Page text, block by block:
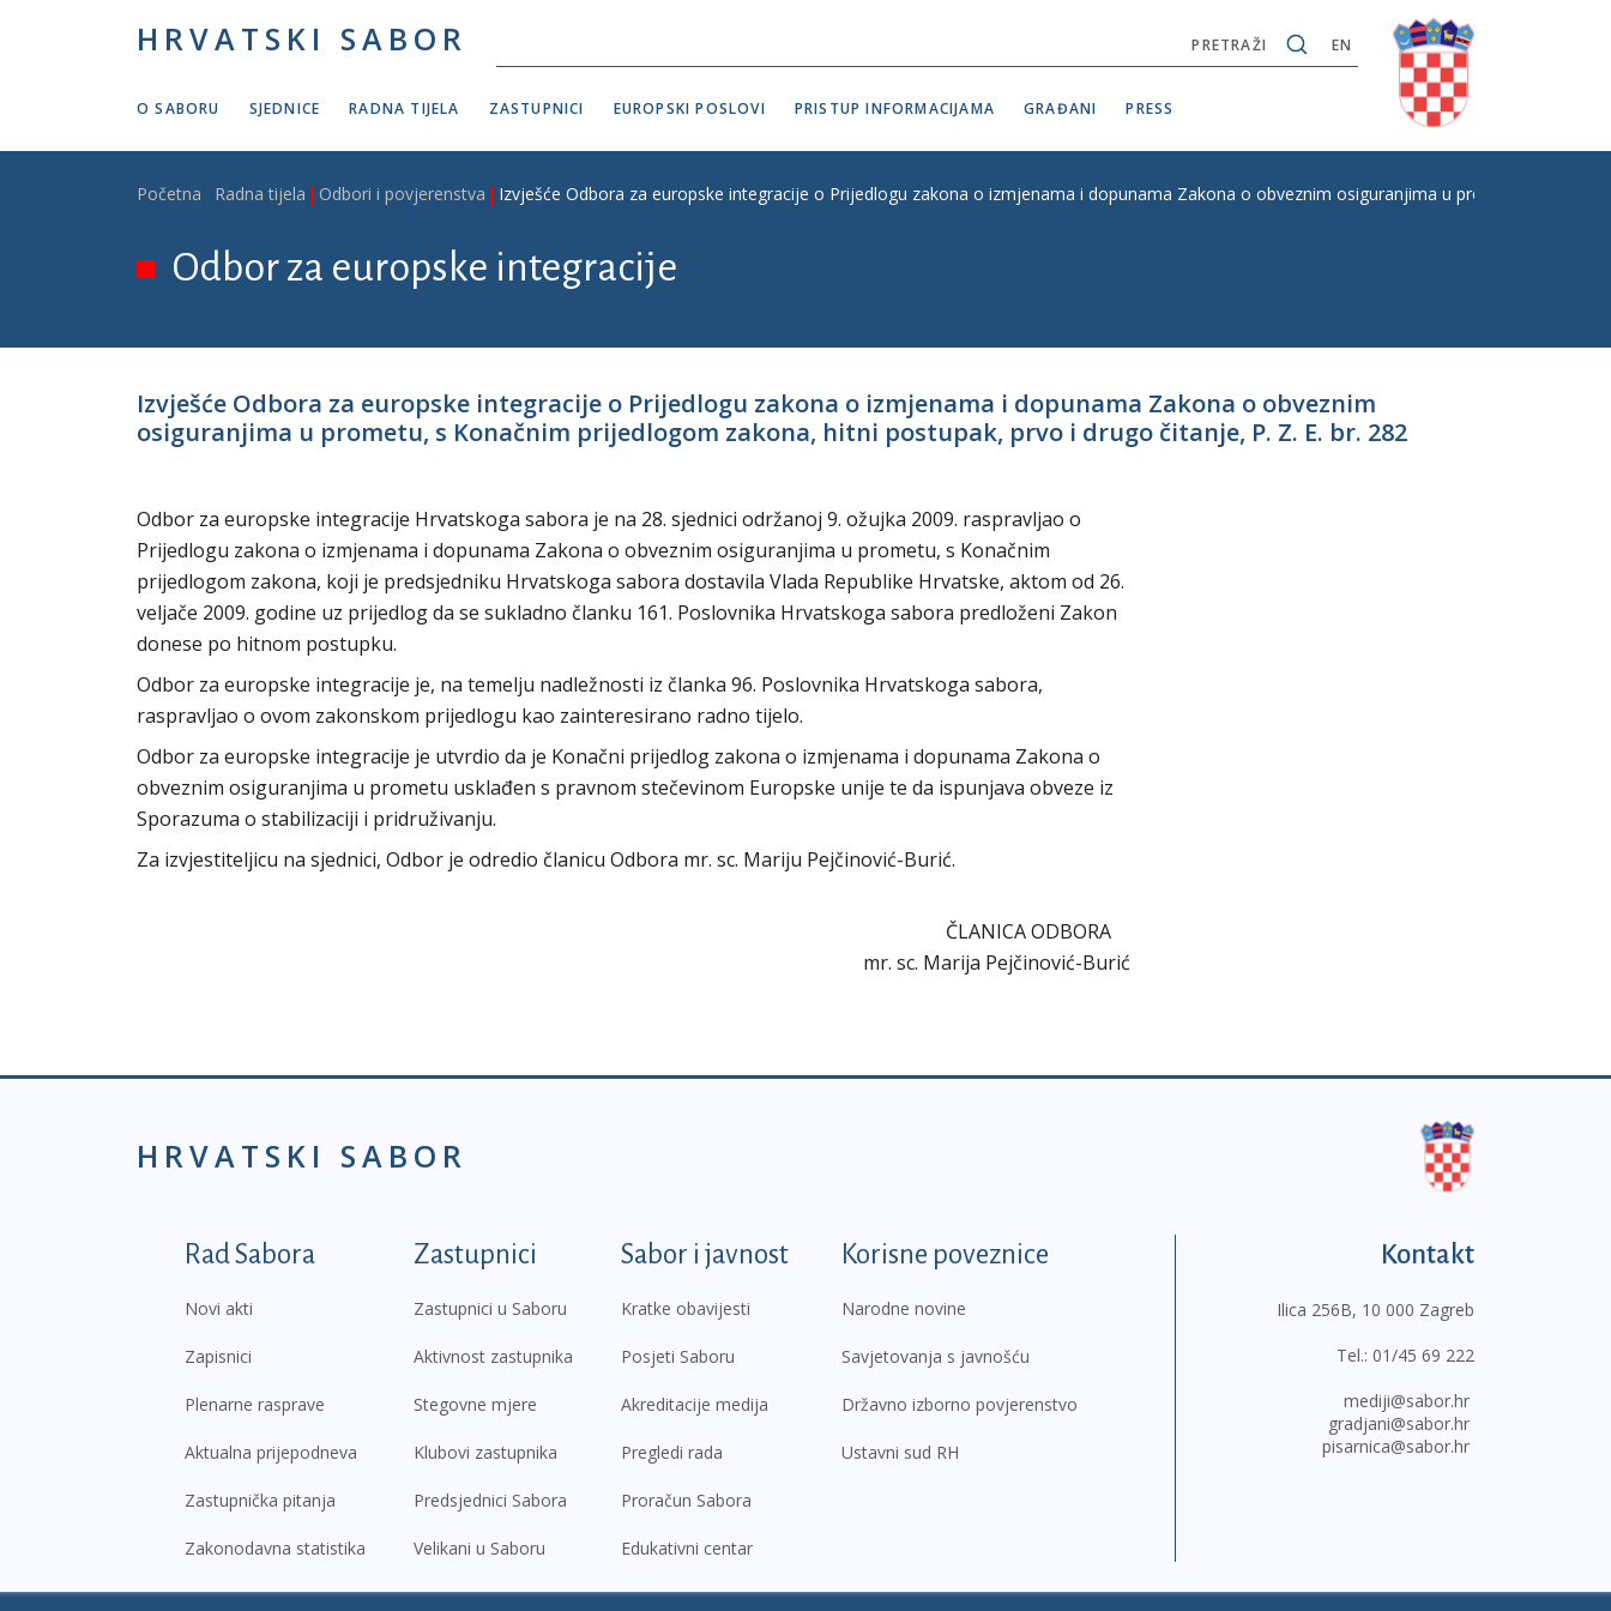
HRVATSKI SABOR EN
PRETRAŽI
O SABORU SJEDNICE RADNA TIJELA ZASTUPNICI EUROPSKI POSLOVI PRISTUP INFORMACIJAMA GRAĐANI PRESS
Breadcrumb
Početna Radna tijela Odbori i povjerenstva Izvješće Odbora za europske integracije o Prijedlogu zakona o izmjenama i dopunama Zakona o obveznim osiguranjima u prometu, s
Odbor za europske integracije
Izvješće Odbora za europske integracije o Prijedlogu zakona o izmjenama i dopunama Zakona o obveznim
osiguranjima u prometu, s Konačnim prijedlogom zakona, hitni postupak, prvo i drugo čitanje, P. Z. E. br. 282
Odbor za europske integracije Hrvatskoga sabora je na 28. sjednici održanoj 9. ožujka 2009. raspravljao o
Prijedlogu zakona o izmjenama i dopunama Zakona o obveznim osiguranjima u prometu, s Konačnim
prijedlogom zakona, koji je predsjedniku Hrvatskoga sabora dostavila Vlada Republike Hrvatske, aktom od 26.
veljače 2009. godine uz prijedlog da se sukladno članku 161. Poslovnika Hrvatskoga sabora predloženi Zakon
donese po hitnom postupku.
Odbor za europske integracije je, na temelju nadležnosti iz članka 96. Poslovnika Hrvatskoga sabora,
raspravljao o ovom zakonskom prijedlogu kao zainteresirano radno tijelo.
Odbor za europske integracije je utvrdio da je Konačni prijedlog zakona o izmjenama i dopunama Zakona o
obveznim osiguranjima u prometu usklađen s pravnom stečevinom Europske unije te da ispunjava obveze iz
Sporazuma o stabilizaciji i pridruživanju.
Za izvjestiteljicu na sjednici, Odbor je odredio članicu Odbora mr. sc. Mariju Pejčinović-Burić.
ČLANICA ODBORA
mr. sc. Marija Pejčinović-Burić
HRVATSKI SABOR
Podnožje prvi izbornik
Rad Sabora
Novi akti
Zapisnici
Plenarne rasprave
Aktualna prijepodneva
Zastupnička pitanja
Zakonodavna statistika
Zastupnici
Zastupnici u Saboru
Aktivnost zastupnika
Stegovne mjere
Klubovi zastupnika
Predsjednici Sabora
Velikani u Saboru
Sabor i javnost
Kratke obavijesti
Posjeti Saboru
Akreditacije medija
Pregledi rada
Proračun Sabora
Edukativni centar
Korisne poveznice
Narodne novine
Savjetovanja s javnošću
Državno izborno povjerenstvo
Ustavni sud RH
Kontakt
Ilica 256B, 10 000 Zagreb
Tel.: 01/45 69 222
mediji@sabor.hr
gradjani@sabor.hr
pisarnica@sabor.hr